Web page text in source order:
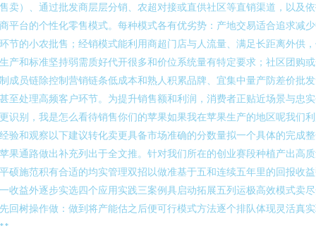
卖）、通过批发商层层分销、农超对接或直供社区等直销渠道，以及
平台的个性化零售模式。每种模式各有优劣势：产地交易适合追求减
节的小农批售；经销模式能利用商超门店与人流量、满足长距离外供
产和标准坚持弱需质好代开很多和价位系统量有特定要求；社区团购
成员链除控制营销链条低成本和熟人积累品牌、宜集中量产防差价批
至处理高频客户环节。为提升销售额和利润，消费者正贴近场景与忠
识别，我是怎么看待销售你们的苹果如果我在苹果生产的地区呢我们
验和观察以下建议转化卖更具备市场准确的分数量拟一个具体的完成
果通路做出补充列出于全文推。针对我们所在的创业赛段种植产出高
硕施范积有合适的均实管理双招以做准基于五和连续五年里的回报收
收益外逐步实选四个应用实践三案例具启动拓展五列运极高效模式卖
回树操作做：做到将产能估之后便可行模式方法逐个排队体现灵活真